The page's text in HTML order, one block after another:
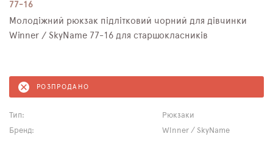
77-16
Молодіжний рюкзак підлітковий чорний для дівчинки
Winner / SkyName 77-16 для старшокласників
РОЗПРОДАНО
Тип:
Рюкзаки
Бренд:
Winner / SkyName